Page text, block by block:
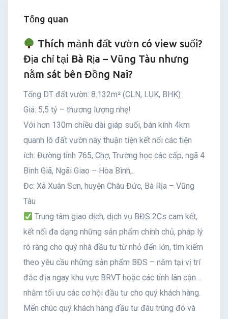
Tổng quan
Thích mảnh đất vườn có view suối?
Địa chỉ tại Bà Rịa – Vũng Tàu nhưng
nằm sát bên Đồng Nai?
Tổng DT đất vườn: 8.132m² (CLN, LUK, BHK)
Giá: 5,5 tỷ – thương lượng nhẹ!
Với hơn 130m chiều dài giáp suối, bán kính 4km
quanh lô đất vườn này thuận tiện kết nối các tiện
ích: Đường tỉnh 765, Chợ, Trường học các cấp, ngã 4
Bình Giã, Ngãi Giao – Hòa Bình,..
Đc: Xã Xuân Sơn, huyện Châu Đức, Bà Rịa – Vũng
Tàu
Trung tâm giao dịch, dịch vụ BĐS 2Cs cam kết,
kết nối đa dạng những sản phẩm chính chủ, pháp lý
rõ ràng cho quý nhà đầu tư từ nhỏ đến lớn, tìm kiếm
theo yêu cầu những sản phẩm BĐS – nằm tại vị trí
đắc địa ngay khu vực BRVT hoặc các tỉnh lân cận…
nhằm tối ưu các cơ hội đầu tư cho quý khách hàng.
Mến chúc quý khách hàng đầu tư đâu trúng đó và